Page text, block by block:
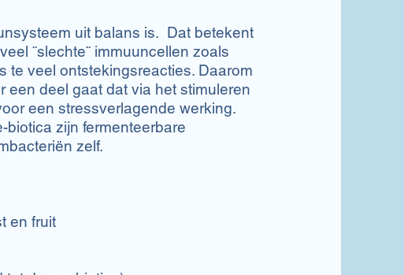
uit balans is. Dat betekent
¨slechte¨ immuuncellen zoals
te veel ontstekingsreacties. Daarom
deel gaat dat via het stimuleren
een stressverlagende werking.
zijn fermenteerbare
zelf.
en fruit